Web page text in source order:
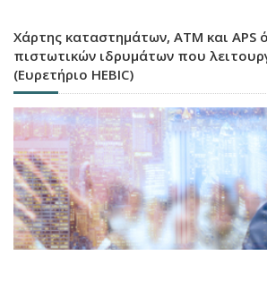
Χάρτης καταστημάτων, ATM και APS
πιστωτικών ιδρυμάτων που
(Ευρετήριο HEBIC)